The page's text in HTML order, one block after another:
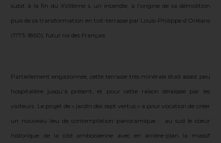
subit à la fin du XVIIIème s. un incendie, à l’origine de sa démolition
puis de sa transformation en toit-terrasse par Louis-Philippe d’Orléans
(1773-1850), futur roi des Français.
Partiellement engazonnée, cette terrasse très minérale était assez peu
hospitalière jusqu’à présent, et pour cette raison délaissée par les
visiteurs. Le projet de « jardin des sept vertus » a pour vocation de créer
un nouveau lieu de contemplation panoramique : au sud le cœur
historique de la cité amboisienne avec en arrière-plan la massif